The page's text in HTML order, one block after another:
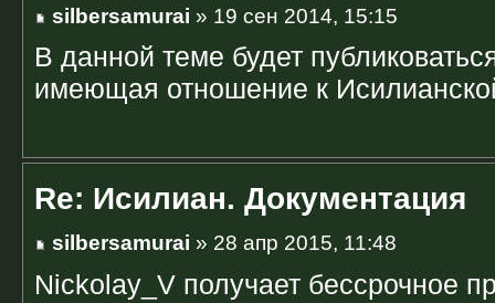
silbersamurai » 19 сен 2014, 15:15
В данной теме будет
имеющая отношение к
Re: Исилиан. Документация
silbersamurai » 28 апр 2015, 11:48
Nickolay_V получает бессрочное